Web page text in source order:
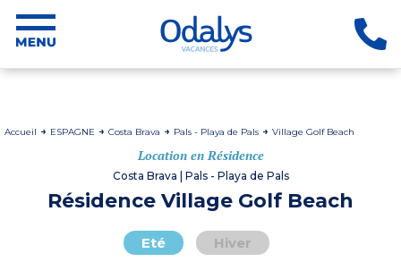
Accueil ESPAGNE Costa Brava Pals - Playa de Pals Village Golf Beach
Location en Résidence
Costa Brava | Pals - Playa de Pals
Résidence Village Golf Beach
Eté Hiver